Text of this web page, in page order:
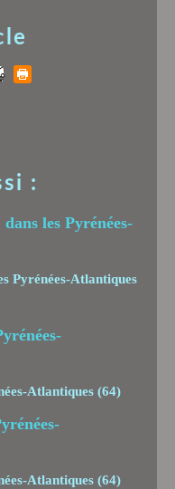
:
Pyrénées-Atlantiques
Atlantiques (64)
Atlantiques (64)